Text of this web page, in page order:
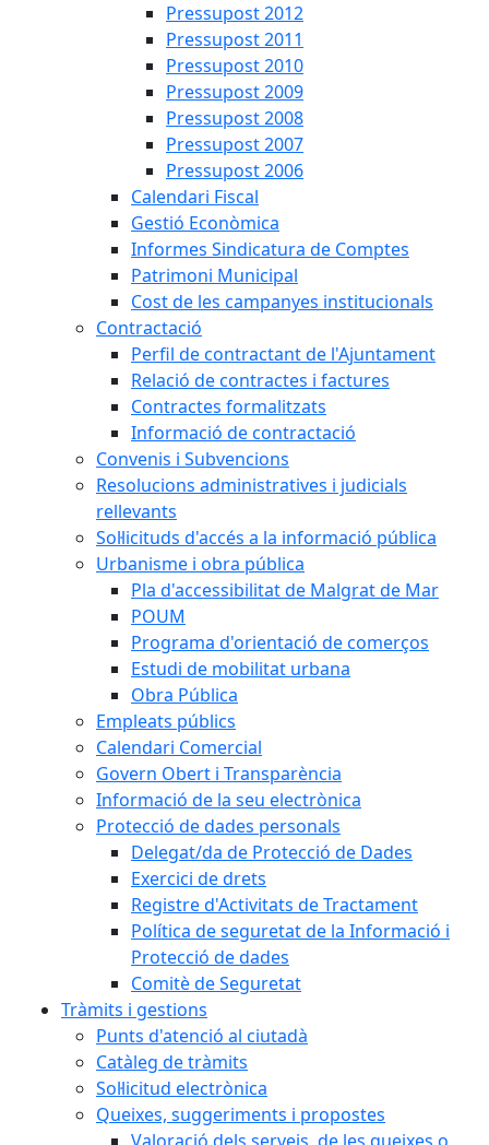
Pressupost 2012
Pressupost 2011
Pressupost 2010
Pressupost 2009
Pressupost 2008
Pressupost 2007
Pressupost 2006
Calendari Fiscal
Gestió Econòmica
Informes Sindicatura de Comptes
Patrimoni Municipal
Cost de les campanyes institucionals
Contractació
Perfil de contractant de l'Ajuntament
Relació de contractes i factures
Contractes formalitzats
Informació de contractació
Convenis i Subvencions
Resolucions administratives i judicials
rellevants
Sol·licituds d'accés a la informació pública
Urbanisme i obra pública
Pla d'accessibilitat de Malgrat de Mar
POUM
Programa d'orientació de comerços
Estudi de mobilitat urbana
Obra Pública
Empleats públics
Calendari Comercial
Govern Obert i Transparència
Informació de la seu electrònica
Protecció de dades personals
Delegat/da de Protecció de Dades
Exercici de drets
Registre d'Activitats de Tractament
Política de seguretat de la Informació i
Protecció de dades
Comitè de Seguretat
Tràmits i gestions
Punts d'atenció al ciutadà
Catàleg de tràmits
Sol·licitud electrònica
Queixes, suggeriments i propostes